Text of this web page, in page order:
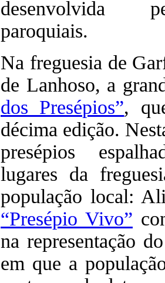
desenvolvida
paroquiais.
Na freguesia de
de Lanhoso, a
dos Presépios”,
décima edição.
presépios
lugares da
população local:
“Presépio Vivo”
na representação
em que a